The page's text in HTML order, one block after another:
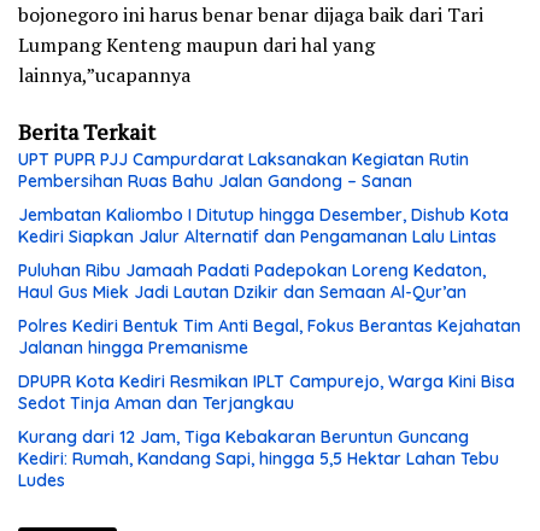
bojonegoro ini harus benar benar dijaga baik dari Tari
Lumpang Kenteng maupun dari hal yang
lainnya,”ucapannya
Berita Terkait
UPT PUPR PJJ Campurdarat Laksanakan Kegiatan Rutin
Pembersihan Ruas Bahu Jalan Gandong – Sanan
Jembatan Kaliombo I Ditutup hingga Desember, Dishub Kota
Kediri Siapkan Jalur Alternatif dan Pengamanan Lalu Lintas
Puluhan Ribu Jamaah Padati Padepokan Loreng Kedaton,
Haul Gus Miek Jadi Lautan Dzikir dan Semaan Al-Qur’an
Polres Kediri Bentuk Tim Anti Begal, Fokus Berantas Kejahatan
Jalanan hingga Premanisme
DPUPR Kota Kediri Resmikan IPLT Campurejo, Warga Kini Bisa
Sedot Tinja Aman dan Terjangkau
Kurang dari 12 Jam, Tiga Kebakaran Beruntun Guncang
Kediri: Rumah, Kandang Sapi, hingga 5,5 Hektar Lahan Tebu
Ludes